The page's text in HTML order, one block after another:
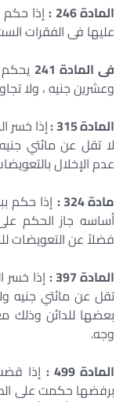
المادة 246 :
إذا حكم
عليها فى الفقرات
فى المادة 241
وعشرين جنيه ، ولا
المادة 315
:إذا خسر
لا تقل عن مائتي
عدم الإخلال
مادة 324 :
إذا حكم
أساسه جاز الحكم على
فضلاً عن التعويضات
المادة 397 :
إذا خسر
تقل عن مائتي جنيه
بعضها للدائن وذلك
وجه.
المادة 499 :
إذا
برفضها حكمت على